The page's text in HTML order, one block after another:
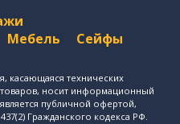
Мебель Сейфы
касающаяся технических
товаров, носит информационный
публичной офертой,
Гражданского кодекса РФ.